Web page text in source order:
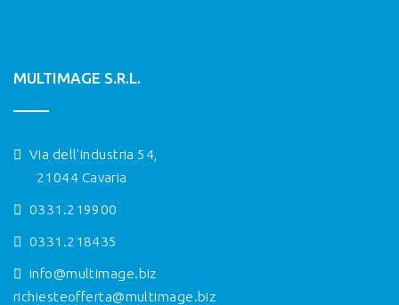
MULTIMAGE S.R.L.
Via dell'Industria 54,
21044 Cavaria
0331.219900
0331.218435
info@multimage.biz
richiesteofferta@multimage.biz